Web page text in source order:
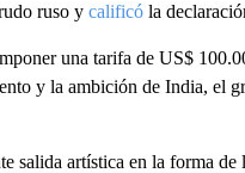
ruso y calificóla
una tarifa de US$
y la ambición de India, el
salida artística en la forma de